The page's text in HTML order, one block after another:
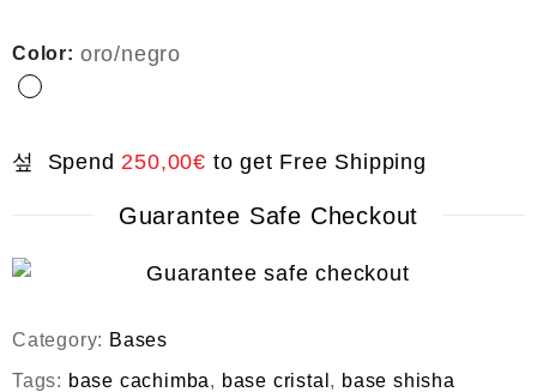
Color: oro/negro
Spend 250,00€ to get Free Shipping
Guarantee Safe Checkout
Category: Bases
Tags: base cachimba, base cristal , base shisha